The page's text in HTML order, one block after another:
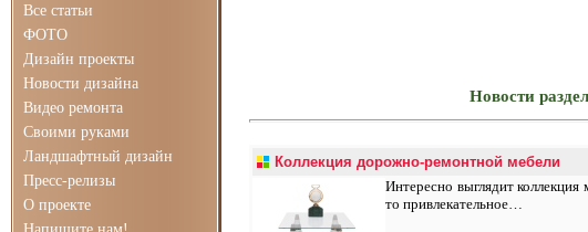
Все статьи
ФОТО
Дизайн проекты
Новости дизайна
Видео ремонта
Своими руками
Ландшафтный дизайн
Пресс-релизы
О проекте
Новости
Коллекция дорожно-ремонтной мебели
Интересно выглядит
то привлекательное…